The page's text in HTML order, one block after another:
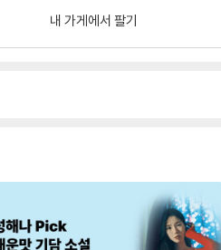
내 가게에서 팔기